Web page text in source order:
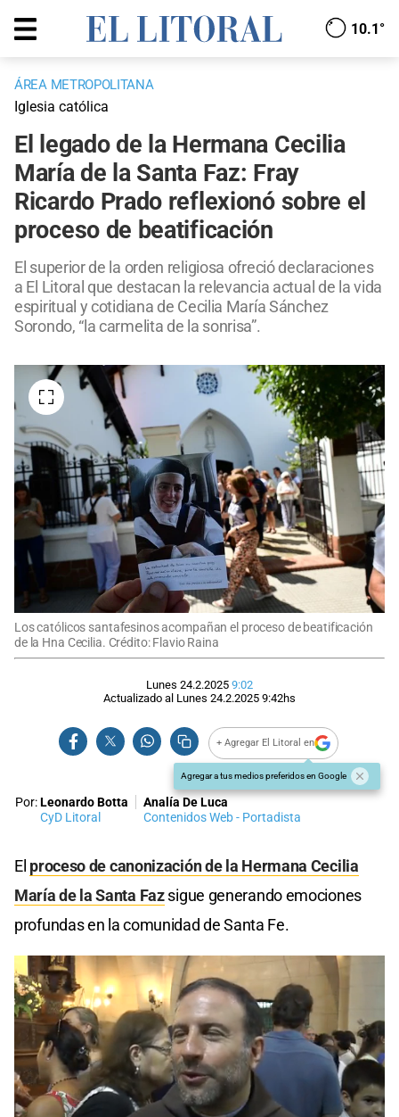
10.1°
ÁREA METROPOLITANA
Iglesia católica
El legado de la Hermana Cecilia
María de la Santa Faz: Fray
Ricardo Prado reflexionó sobre el
proceso de beatificación
El superior de la orden religiosa ofreció declaraciones
a El Litoral que destacan la relevancia actual de la vida
espiritual y cotidiana de Cecilia María Sánchez
Sorondo, “la carmelita de la sonrisa”.
Los católicos santafesinos acompañan el proceso de beatificación
de la Hna Cecilia. Crédito: Flavio Raina
Lunes 24.2.2025 9:02
Actualizado al Lunes 24.2.2025 9:42hs
+ Agregar El Litoral en
Agregar a tus medios preferidos en Google
Por:Leonardo Botta
CyD Litoral
Analía De Luca
Contenidos Web - Portadista
El proceso de canonización de la Hermana Cecilia
María de la Santa Fazsigue generando emociones
profundas en la comunidad de Santa Fe.